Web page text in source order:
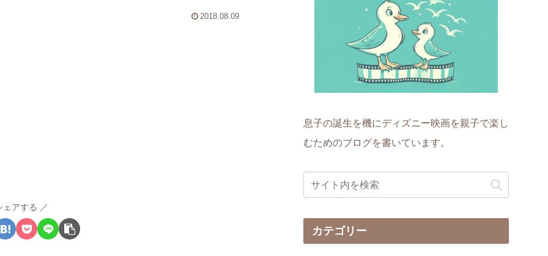
2018.08.09
ェアする
息子の誕生を機にディズニー映画を親子で楽し
むためのブログを書いています。
カテゴリー